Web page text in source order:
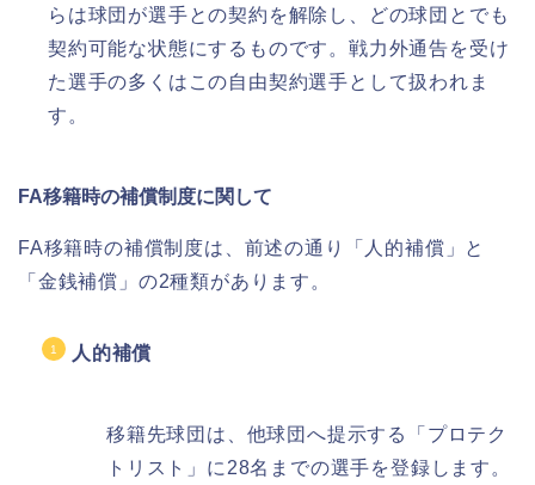
らは球団が選手との契約を解除し、どの球団とでも
契約可能な状態にするものです。戦力外通告を受け
た選手の多くはこの自由契約選手として扱われま
す。
FA移籍時の補償制度に関して
FA移籍時の補償制度は、前述の通り「人的補償」と
「金銭補償」の2種類があります。
人的補償
移籍先球団は、他球団へ提示する「プロテク
トリスト」に28名までの選手を登録します。